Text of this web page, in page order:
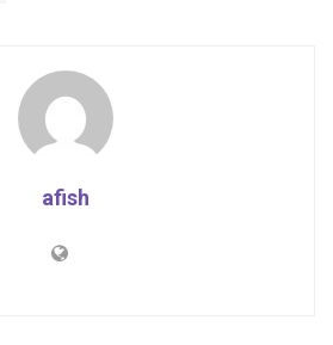
afish